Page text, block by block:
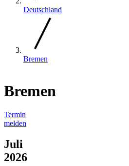
Deutschland
Bremen
Bremen
Termin
melden
Juli
2026